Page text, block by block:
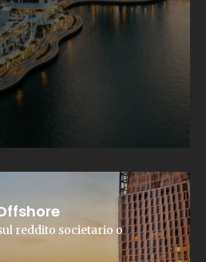
reddito societario o